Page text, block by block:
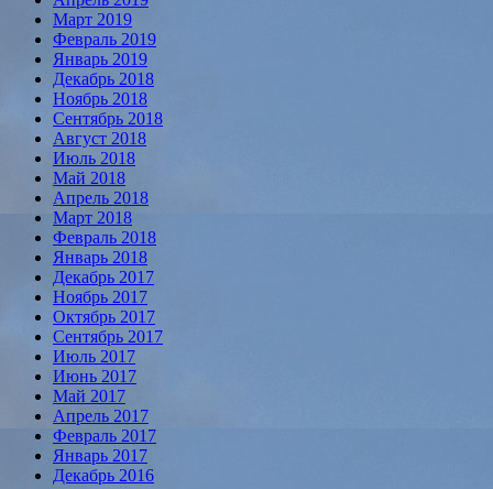
Март 2019
Февраль 2019
Январь 2019
Декабрь 2018
Ноябрь 2018
Сентябрь 2018
Август 2018
Июль 2018
Май 2018
Апрель 2018
Март 2018
Февраль 2018
Январь 2018
Декабрь 2017
Ноябрь 2017
Октябрь 2017
Сентябрь 2017
Июль 2017
Июнь 2017
Май 2017
Апрель 2017
Февраль 2017
Январь 2017
Декабрь 2016